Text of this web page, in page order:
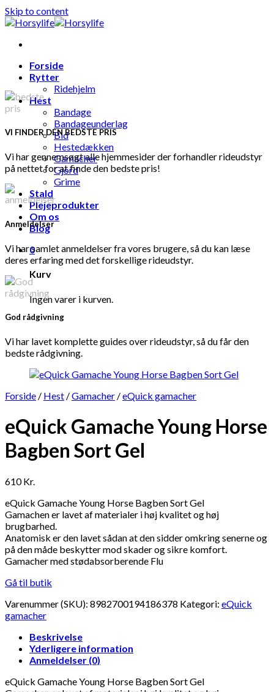
Skip to content
Forside
Rytter
Ridehjelm
Hest
Bandage
Bandageunderlag
Bid
Hestedækken
Gamacher
Gjord
Grime
Stald
Plejeprodukter
Om os
Blog
0
Kurv
Ingen varer i kurven.
VI FINDER DEN BEDSTE PRIS
Vi har gennemsøgt alle hjemmesider der forhandler rideudstyr
på nettet for at finde den bedste pris!
Anmeldelser
Vi har samlet anmeldelser fra vores brugere, så du kan læse
deres erfaring med det forskellige rideudstyr.
God rådgivning
Vi har lavet komplette guides over rideudstyr, så du får den
bedste rådgivning.
Forside / Hest /Gamacher /eQuick gamacher
eQuick Gamache Young Horse
Bagben Sort Gel
610Kr.
eQuick Gamache Young Horse Bagben Sort Gel
Gamachen er lavet af materialer i høj kvalitet og høj
brugbarhed.
Anatomisk er den lavet sådan at den sidder omkring senerne og
på den måde beskytter mod skader og sikre komfort.
Gamacher med stødabsorberende Flu
Gå til butik
Varenummer (SKU): 8982700194186378 Kategori: eQuick
gamacher
Beskrivelse
Yderligere information
Anmeldelser (0)
eQuick Gamache Young Horse Bagben Sort Gel